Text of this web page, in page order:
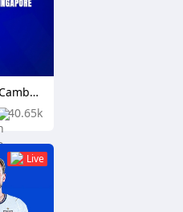
40.65k
ASEAN Championship: Cambodia vs Singapore
Live